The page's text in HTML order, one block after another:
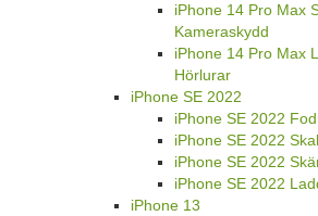
iPhone 14 Pro Max
Kameraskydd
iPhone 14 Pro Max
Hörlurar
iPhone SE 2022
iPhone SE 2022
iPhone SE 2022 Skal
iPhone SE 2022
iPhone SE 2022
iPhone 13